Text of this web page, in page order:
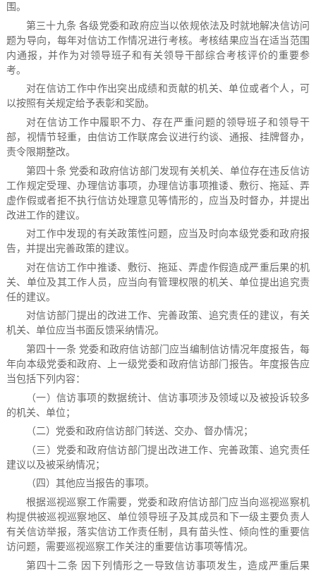
围。
第三十九条 各级党委和政府应当以依规依法及时就地解决信访问
题为导向，每年对信访工作情况进行考核。考核结果应当在适当范围
内通报，并作为对领导班子和有关领导干部综合考核评价的重要参
考。
对在信访工作中作出突出成绩和贡献的机关、单位或者个人，可
以按照有关规定给予表彰和奖励。
对在信访工作中履职不力、存在严重问题的领导班子和领导干
部，视情节轻重，由信访工作联席会议进行约谈、通报、挂牌督办，
责令限期整改。
第四十条 党委和政府信访部门发现有关机关、单位存在违反信访
工作规定受理、办理信访事项，办理信访事项推诿、敷衍、拖延、弄
虚作假或者拒不执行信访处理意见等情形的，应当及时督办，并提出
改进工作的建议。
对工作中发现的有关政策性问题，应当及时向本级党委和政府报
告，并提出完善政策的建议。
对在信访工作中推诿、敷衍、拖延、弄虚作假造成严重后果的机
关、单位及其工作人员，应当向有管理权限的机关、单位提出追究责
任的建议。
对信访部门提出的改进工作、完善政策、追究责任的建议，有关
机关、单位应当书面反馈采纳情况。
第四十一条 党委和政府信访部门应当编制信访情况年度报告，每
年向本级党委和政府、上一级党委和政府信访部门报告。年度报告应
当包括下列内容：
（一）信访事项的数据统计、信访事项涉及领域以及被投诉较多
的机关、单位；
（二）党委和政府信访部门转送、交办、督办情况；
（三）党委和政府信访部门提出改进工作、完善政策、追究责任
建议以及被采纳情况；
（四）其他应当报告的事项。
根据巡视巡察工作需要，党委和政府信访部门应当向巡视巡察机
构提供被巡视巡察地区、单位领导班子及其成员和下一级主要负责人
有关信访举报，落实信访工作责任制，具有苗头性、倾向性的重要信
访问题，需要巡视巡察工作关注的重要信访事项等情况。
第四十二条 因下列情形之一导致信访事项发生，造成严重后果